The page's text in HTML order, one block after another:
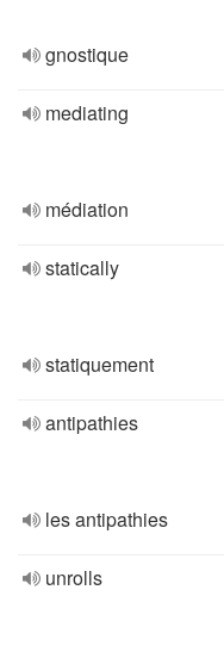
gnostique
mediating
médiation
statically
statiquement
antipathies
les antipathies
unrolls